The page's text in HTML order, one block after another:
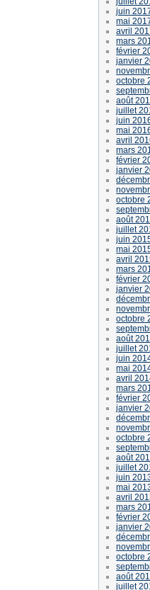
juin
mai
avril
mars
février
janvier
octobre
août
juillet
juin
mai
avril
mars
février
janvier
octobre
août
juillet
juin
mai
avril
mars
février
janvier
octobre
août
juillet
juin
mai
avril
mars
février
janvier
octobre
août
juillet
juin
mai
avril
mars
février
janvier
octobre
août
juillet